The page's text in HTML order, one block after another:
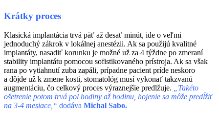
Krátky proces
Klasická implantácia trvá päť až desať minút, ide o veľmi
jednoduchý zákrok v lokálnej anestézii. Ak sa použijú kvalitné
implantáty, nasadiť korunku je možné už za 4 týždne po zmeraní
stability implantátu pomocou sofistikovaného prístroja. Ak sa však
rana po vytiahnutí zuba zapáli, prípadne pacient príde neskoro
a dôjde už k zmene kosti, stomatológ musí vykonať takzvanú
augmentáciu, čo celkový proces výraznejšie predlžuje.
„Takéto
ošetrenie potom trvá pol hodiny až hodinu, hojenie sa môže predĺžiť
na 3-4 mesiace,“ dodáva Michal Sabo.